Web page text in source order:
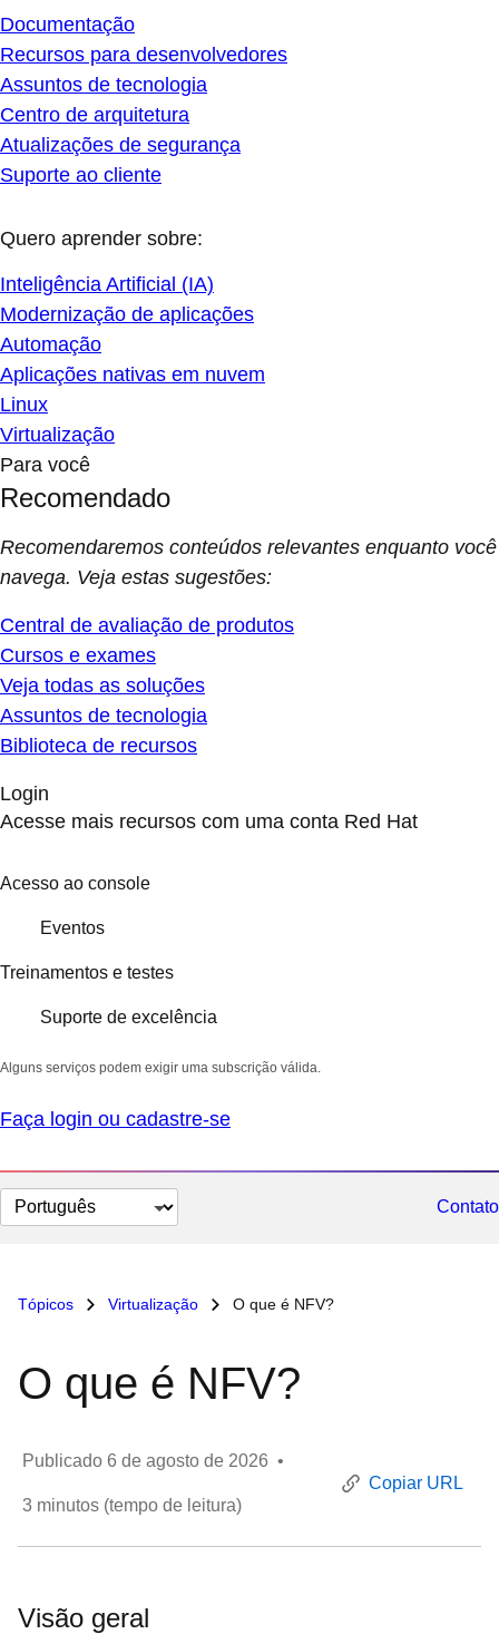
Documentação
Recursos para desenvolvedores
Assuntos de tecnologia
Centro de arquitetura
Atualizações de segurança
Suporte ao cliente
Quero aprender sobre:
Inteligência Artificial (IA)
Modernização de aplicações
Automação
Aplicações nativas em nuvem
Linux
Virtualização
Para você
Recomendado
Recomendaremos conteúdos relevantes enquanto você
navega. Veja estas sugestões:
Central de avaliação de produtos
Cursos e exames
Veja todas as soluções
Assuntos de tecnologia
Biblioteca de recursos
Login
Acesse mais recursos com uma conta Red Hat
Acesso ao console
Eventos
Treinamentos e testes
Suporte de excelência
Alguns serviços podem exigir uma subscrição válida.
Faça login ou cadastre-se
Selecionar
idioma
Contato
Tópicos Virtualização O que é NFV?
O que é NFV?
Publicado 6 de agosto de 2026 •
3 minutos (tempo de leitura)
Copiar URL
Visão geral